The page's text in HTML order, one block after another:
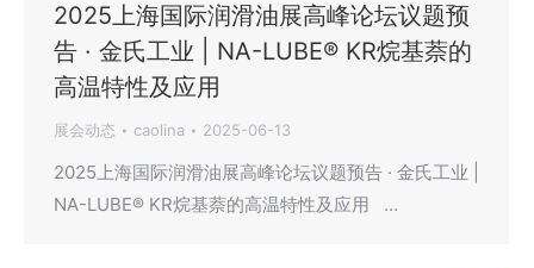
2025上海国际润滑油展高峰论坛议题预
告 · 金氏工业 | NA-LUBE® KR烷基萘的
高温特性及应用
展会动态 caolina 2025-06-13
2025上海国际润滑油展高峰论坛议题预告 · 金氏工业 |
NA-LUBE® KR烷基萘的高温特性及应用 …